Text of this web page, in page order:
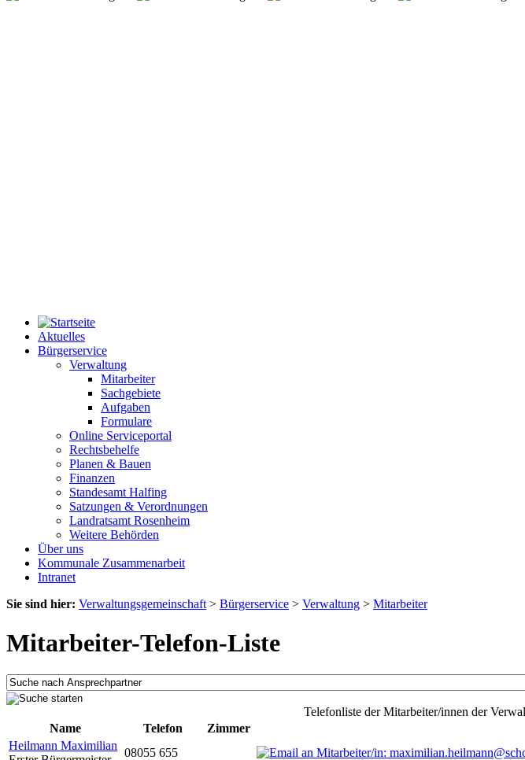
Aktuelles
Bürgerservice
Verwaltung
Mitarbeiter
Sachgebiete
Aufgaben
Formulare
Online Serviceportal
Rechtsbehelfe
Planen & Bauen
Finanzen
Standesamt Halfing
Satzungen & Verordnungen
Landratsamt Rosenheim
Weitere Behörden
Über uns
Kommunale Zusammenarbeit
Intranet
Sie sind hier: Verwaltungsgemeinschaft > Bürgerservice > Verwaltung > Mitarbeiter
Mitarbeiter-Telefon-Liste
Telefonliste der Mitarbeiter/innen der
Name
Telefon Zimmer
Heilmann Maximilian
08055 655